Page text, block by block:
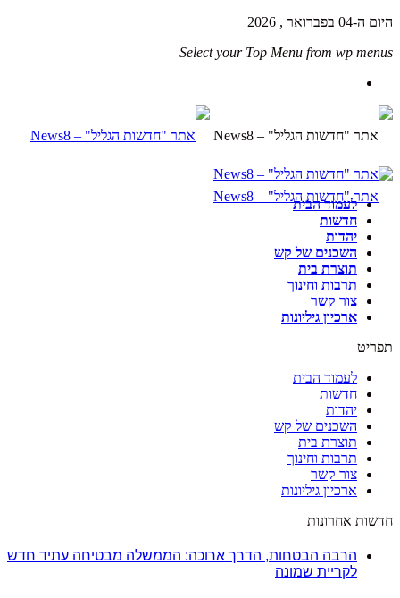
היום ה-04 בפברואר , 2026
Select your Top Menu from wp menus
לעמוד הבית
חדשות
יהדות
השכנים של קש
תוצרת בית
תרבות וחינוך
צור קשר
ארכיון גיליונות
תפריט
לעמוד הבית
חדשות
יהדות
השכנים של קש
תוצרת בית
תרבות וחינוך
צור קשר
ארכיון גיליונות
חדשות אחרונות
הרבה הבטחות, הדרך ארוכה: הממשלה מבטיחה עתיד חדש
לקריית שמונה